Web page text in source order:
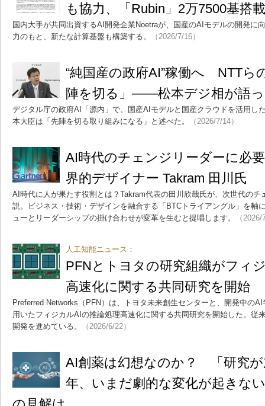
も協力、「Rubin」2万7500基搭
国内大手が共同出資するAI開発企業Noetraが、国産のAIモデルの開発に
力のもと、新たな計算基盤も構築する。
（2026/7/16）
“純国産の政府AI”稼働へ NTT
陣を切る」――松本デジ相が語
デジタル庁の政府AI「源内」で、国産AIモデルと国産クラウドを活用し
本大臣は「先陣を切る取り組みになる」と述べた。
（2026/7/14）
AI時代のチェンジリーダーに必
界的デザイナー Takram 田川氏
AI時代に人が果たす役割とは？Takram代表の田川欣哉氏が、次世代のチ
説。ビジネス・技術・デザインを融合する「BTCトライアングル」を軸
ューとリーダーシップの掛け合わせが変革を生むと提唱します。
（
人工知能ニュース：
PFNとトヨタの研究組織がフィ
高速化に関する共同研究を開始
Preferred Networks（PFN）は、トヨタ未来創生センターと、開発中の
用いたフィジカルAIの推論処理高速化に関する共同研究を開始した。従
開発を進めている。
（2026/6/22）
AI創薬は幻想なのか？ 「研究が
年、いまだ劇的な変化が起きな